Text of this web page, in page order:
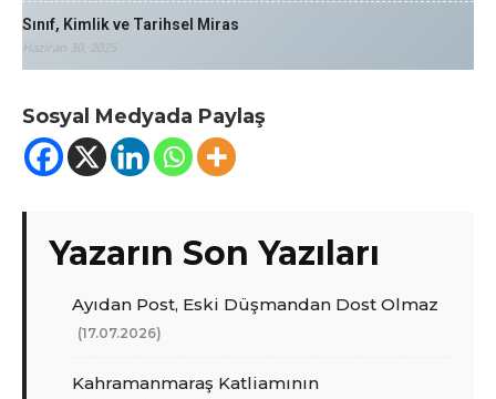
Sınıf, Kimlik ve Tarihsel Miras
Haziran 30, 2025
Sosyal Medyada Paylaş
Yazarın Son Yazıları
Ayıdan Post, Eski Düşmandan Dost Olmaz
(17.07.2026)
Kahramanmaraş Katliamının